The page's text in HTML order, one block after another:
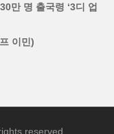
만 명 출국령 ‘3디 업
이민)
reserved.